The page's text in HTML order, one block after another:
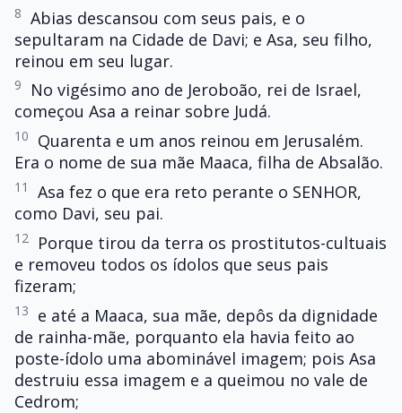
8 Abias descansou com seus pais, e o
sepultaram na Cidade de Davi; e Asa, seu filho,
reinou em seu lugar.
9
No vigésimo ano de Jeroboão, rei de Israel,
começou Asa a reinar sobre Judá.
10
Quarenta e um anos reinou em Jerusalém.
Era o nome de sua mãe Maaca, filha de Absalão.
11
Asa fez o que era reto perante o SENHOR,
como Davi, seu pai.
12
Porque tirou da terra os prostitutos-cultuais
e removeu todos os ídolos que seus pais
fizeram;
13
e até a Maaca, sua mãe, depôs da dignidade
de rainha-mãe, porquanto ela havia feito ao
poste-ídolo uma abominável imagem; pois Asa
destruiu essa imagem e a queimou no vale de
Cedrom;